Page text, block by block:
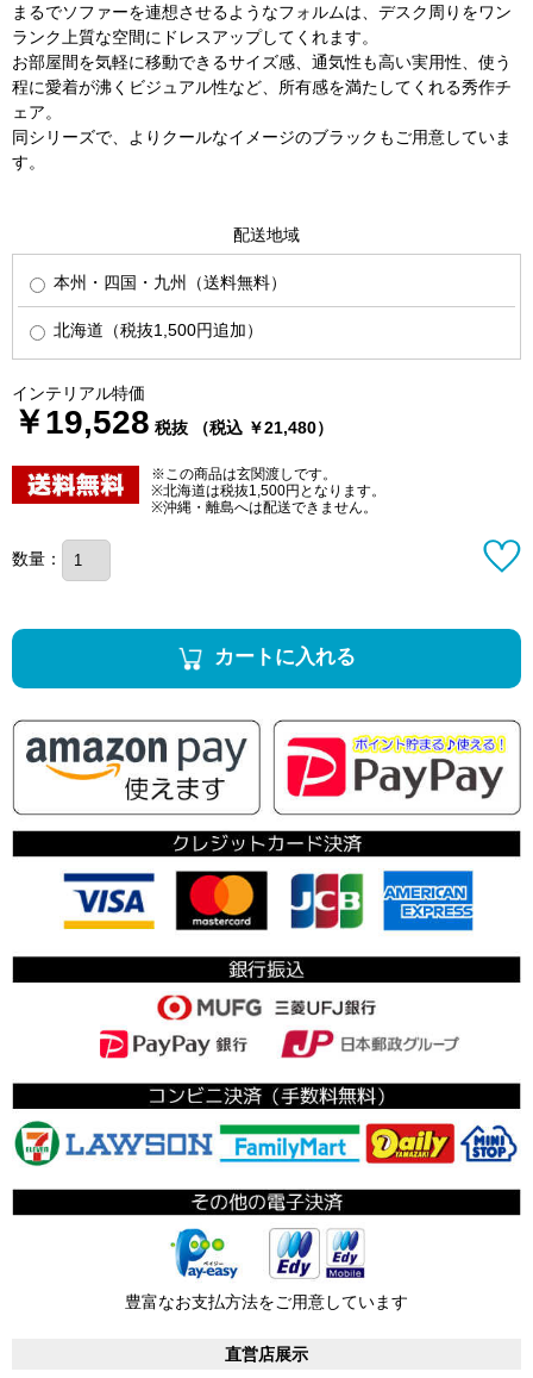
まるでソファーを連想させるようなフォルムは、デスク周りをワン
ランク上質な空間にドレスアップしてくれます。
お部屋間を気軽に移動できるサイズ感、通気性も高い実用性、使う
程に愛着が沸くビジュアル性など、所有感を満たしてくれる秀作チ
ェア。
同シリーズで、よりクールなイメージのブラックもご用意していま
す。
配送地域
本州・四国・九州（送料無料）
北海道（税抜1,500円追加）
インテリアル特価
￥19,528 税抜 （税込 ￥21,480）
※この商品は玄関渡しです。
※北海道は税抜1,500円となります。
※沖縄・離島へは配送できません。
数量：
カートに入れる
豊富なお支払方法をご用意しています
直営店展示